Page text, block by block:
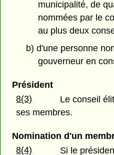
municipalité, de
nommées par le
au plus deux
b) d'une personne
gouverneur en
Président
8(3)
Le conseil
ses membres.
Nomination d'un
8(4)
Si le